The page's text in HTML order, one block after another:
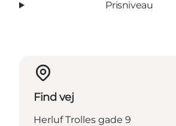
Prisniveau
Find vej
Herluf Trolles gade 9